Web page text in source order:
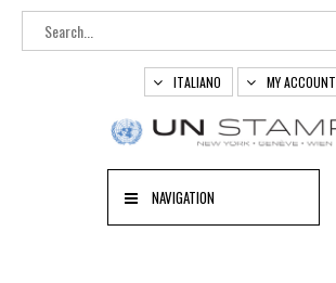
ITALIANO MY ACCOUNT
NAVIGATION